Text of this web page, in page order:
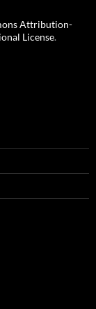
Attribution-
License.